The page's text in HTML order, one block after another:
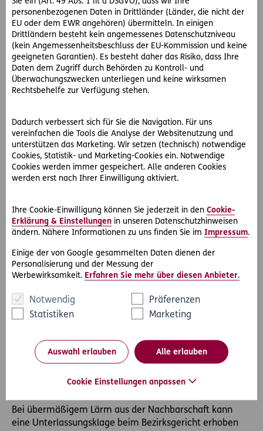
personenbezogenen Daten in Drittländer (Länder, die nicht der
EU oder dem EWR angehören) übermitteln. In einigen
Drittländern besteht kein angemessenes Datenschutzniveau
(kein Angemessenheitsbeschluss der EU-Kommission und keine
geeigneten Garantien). Es besteht daher das Risiko, dass Ihre
Daten dem Zugriff durch Behörden zu Kontroll- und
Überwachungszwecken unterliegen und keine wirksamen
Rechtsbehelfe zur Verfügung stehen.
Dadurch verbessert sich für Sie die Navigation. Für uns
vereinfachen die Tools die Analyse der Websitenutzung und
unterstützen das Marketing. Wir setzen (technisch) notwendige
Cookies, Statistik- und Marketing-Cookies ein. Notwendige
Cookies werden immer gespeichert. Alle anderen Cookies
werden erst nach Ihrer Einwilligung aktiviert.
Ihre Cookie-Einwilligung können Sie jederzeit in den Cookie-
Erklärung & Einstellungen in unseren Datenschutzhinweisen
ändern. Nähere Informationen zu uns finden Sie im Impressum.
Einige der von Google gesammelten Daten dienen der
Personalisierung und der Messung der
Werbewirksamkeit. Erfahren Sie mehr über diesen Anbieter.
Notwendig
Präferenzen
Statistiken
Marketing
Auswahl erlauben Alle erlauben
Cookie Einstellungen anpassen
Warnungstafel „Bissiger Hund“ beim Eingang allein
genügt noch nicht.
Einschlägige Gerichtsentscheidungen gibt es etwa zu
Hunden, Hühnern und Schafen, aber auch zu Bienen.
Wenn der Baum des Nachbarn Schatten auf mein
Grundstück wirft oder: Wie man den Nachbar zwingt,
seinen Baum zu fällen!
Die meisten von uns leiden heutzutage unter
übermäßiger Lärmentwicklung, ob es sich nun um
Nachbarschaft handelt.
Bei übermäßigem Lärm aus der Nachbarschaft kann
eine Unterlassungsklage beim Bezirksgericht erhoben